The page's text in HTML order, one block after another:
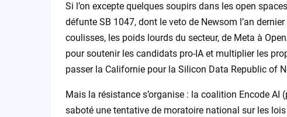
Si l’on excepte quelques soupirs dans les open
défunte SB 1047, dont le veto de Newsom l’an
coulisses, les poids lourds du secteur, de Meta à
pour soutenir les candidats pro-IA et multiplier les
passer la Californie pour la Silicon Data Republic of
Mais la résistance s’organise : la coalition Encode AI
saboté une tentative de moratoire national sur les